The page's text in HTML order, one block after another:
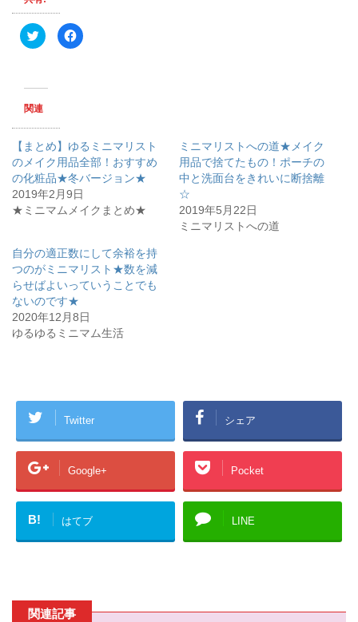
ク
リ
T
i
t
r
で
共
有
(
新
し
い
ド
ウ
で
開
き
ま
す
)
F
a
る
に
は
ク
リ
ッ
ク
し
さ
い
新
し
い
ウ
ィ
ン
ド
関連
【まとめ】ゆるミニマリスト
のメイク用品全部！おすすめ
の化粧品★冬バージョン★
2019年2月9日
★ミニマムメイクまとめ★
ミニマリストへの道★メイク
用品で捨てたもの！ポーチの
中と洗面台をきれいに断捨離
☆
2019年5月22日
ミニマリストへの道
自分の適正数にして余裕を持
つのがミニマリスト★数を減
らせばよいっていうことでも
ないのです★
2020年12月8日
ゆるゆるミニマム生活
Twitter シェア
Google+ Pocket
B! はてブ LINE
関連記事